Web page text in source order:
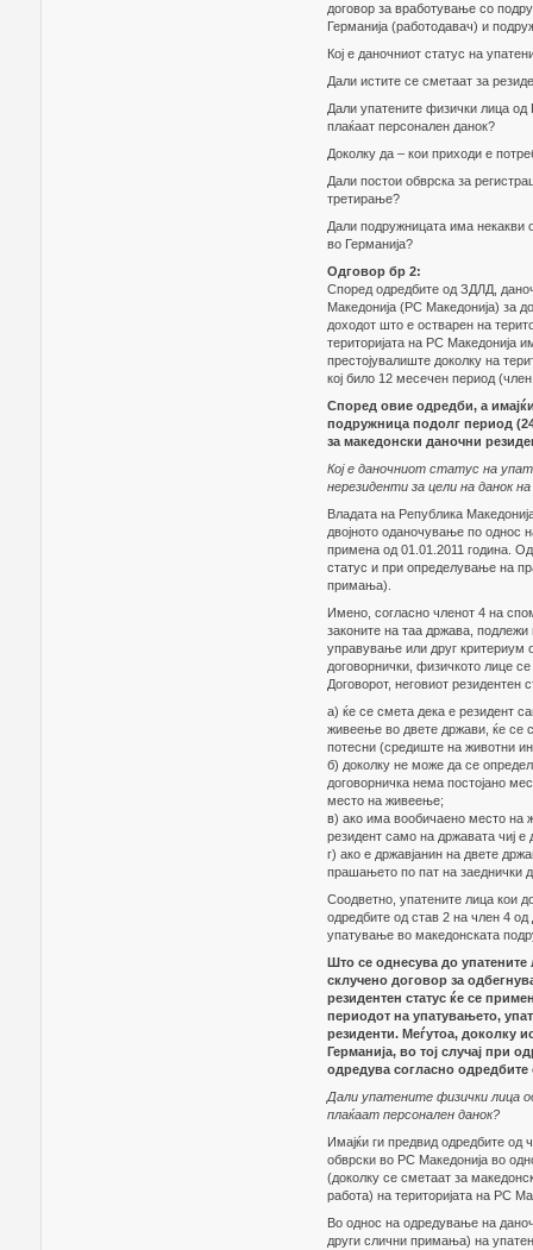
договор за вработување со
Германија (работодавач) и
Кој е даночниот статус на
Дали истите се сметаат за
Дали упатените физички лица од
плаќаат персонален данок?
Доколку да – кои приходи е
Дали постои обврска за
третирање?
Дали подружницата има некакви
во Германија?
Одговор бр 2:
Според одредбите од ЗДЛД,
Македонија (РС Македонија) за
доходот што е остварен на
територијата на РС Македонија
престојувалиште доколку на
кој било 12 месечен период
Според овие одредби, а
подружница подолг период
за македонски даночни
Кој е даночниот статус на
нерезиденти за цели на данок
Владата на Република
двојното оданочување по однос
примена од 01.01.2011 година.
статус и при определување на
примања).
Имено, согласно членот 4 на
законите на таа држава,
управување или друг критериум
договорнички, физичкото лице
Договорот, неговиот резидентен
a) ќе се смета дека е резидент
живеење во двете држави, ќе се
потесни (средиште на животни
б) доколку не може да се
договорничка нема постојано
место на живеење;
в) ако има вообичаено место на
резидент само на државата чиј е
г) ако е државјанин на двете
прашањето по пат на заеднички
Соодветно, упатените лица кои
одредбите од став 2 на член 4
упатување во македонската
Што се однесува до упатените
склучено договор за
резидентен статус ќе се
периодот на упатувањето,
резиденти. Меѓутоа, доколку
Германија, во тој случај при
одредува согласно
Дали упатените физички лица
плаќаат персонален данок?
Имајќи ги предвид одредбите од
обврски во РС Македонија во
(доколку се сметаат за
работа) на територијата на РС
Во однос на одредување на
други слични примања) на